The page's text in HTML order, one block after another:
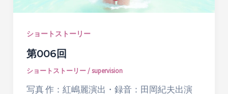
ショートストーリー
第006回
ショートストーリー/supervision
写真 作：紅嶋麗演出・録音：田岡紀夫出演